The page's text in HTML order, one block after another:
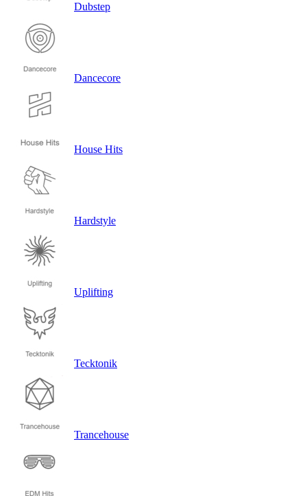
Dubstep
Dancecore
House Hits
Hardstyle
Uplifting
Tecktonik
Trancehouse